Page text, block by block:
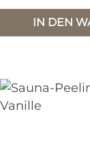
IN DEN